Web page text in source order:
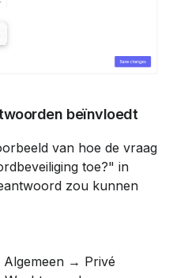
beïnvloedt
toe?" in
zou kunnen